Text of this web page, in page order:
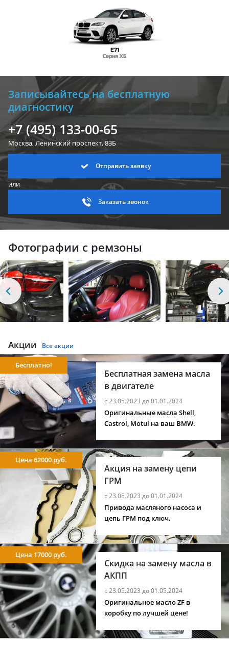
E71
Серия X6
Записывайтесь на бесплатную
диагностику
+7 (495) 133-00-65
Москва, Ленинскийпроспект, 83Б
Отправить заявку
или
Заказать звонок
Фотографии с ремзоны
Акции Все акции
Бесплатная замена масла
в двигателе
с 23.05.2023 до 01.01.2024
Бесплатно!
Оригинальные масла Shell,
Castrol, Motul на ваш BMW.
Акция на замену цепи
ГРМ
с 23.05.2023 до 01.01.2024
Цена 62000 руб.
Привода масляного насоса и
цепь ГРМ под ключ.
Скидка на замену масла в
АКПП
с 23.05.2023 до 01.05.2024
Цена 17000 руб.
Оригинальное масло ZF в
коробку по лучшей цене!